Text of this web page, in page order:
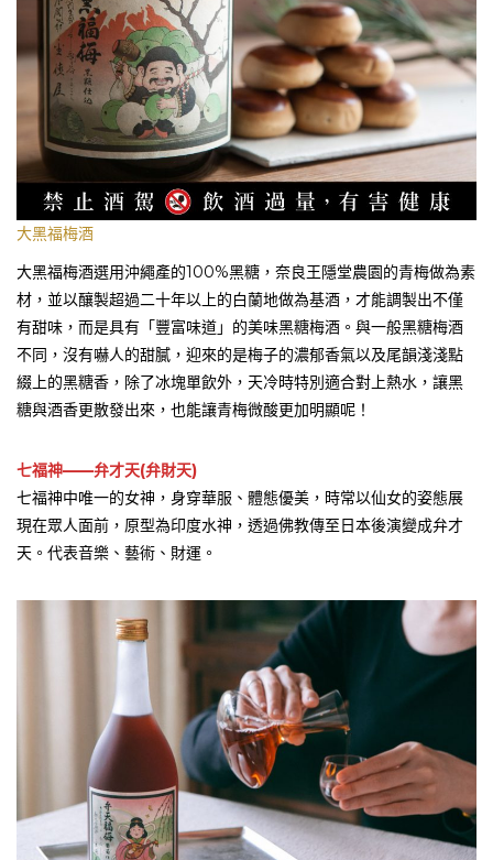
大黑福梅酒
大黑福梅酒選用沖繩產的100%黑糖，奈良王隱堂農園的青梅做為素
材，並以釀製超過二十年以上的白蘭地做為基酒，才能調製出不僅
有甜味，而是具有「豐富味道」的美味黑糖梅酒。與一般黑糖梅酒
不同，沒有嚇人的甜膩，迎來的是梅子的濃郁香氣以及尾韻淺淺點
綴上的黑糖香，除了冰塊單飲外，天冷時特別適合對上熱水，讓黑
糖與酒香更散發出來，也能讓青梅微酸更加明顯呢！
七福神——弁才天(弁財天)
七福神中唯一的女神，身穿華服、體態優美，時常以仙女的姿態展
現在眾人面前，原型為印度水神，透過佛教傳至日本後演變成弁才
天。代表音樂、藝術、財運。